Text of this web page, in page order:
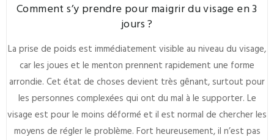
Comment s’y prendre pour maigrir du visage en 3
jours ?
La prise de poids est immédiatement visible au niveau du visage,
car les joues et le menton prennent rapidement une forme
arrondie. Cet état de choses devient très gênant, surtout pour
les personnes complexées qui ont du mal à le supporter. Le
visage est pour le moins déformé et il est normal de chercher les
moyens de régler le problème. Fort heureusement, il n’est pas